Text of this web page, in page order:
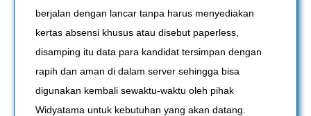
berjalan dengan lancar tanpa harus menyediakan
kertas absensi khusus atau disebut paperless,
disamping itu data para kandidat tersimpan dengan
rapih dan aman di dalam server sehingga bisa
digunakan kembali sewaktu-waktu oleh pihak
Widyatama untuk kebutuhan yang akan datang.